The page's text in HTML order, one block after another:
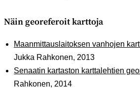
Näin georeferoit karttoja
Maanmittauslaitoksen vanhojen
Jukka Rahkonen, 2013
Senaatin kartaston karttalehtien
Rahkonen, 2014